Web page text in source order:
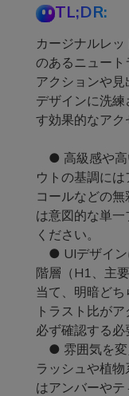
TL;DR:
カージナルレ
のあるニュー
アクションや見
デザインに洗
す効果的なアク
● 高級感や高
ウトの基調に
コールなどの
は意図的な単
ください。
● UIデザイン
階層（H1、主
当て、明暗ど
トラスト比が
必ず確認する必
● 雰囲気を変
ラッシュや植
はアンバーや